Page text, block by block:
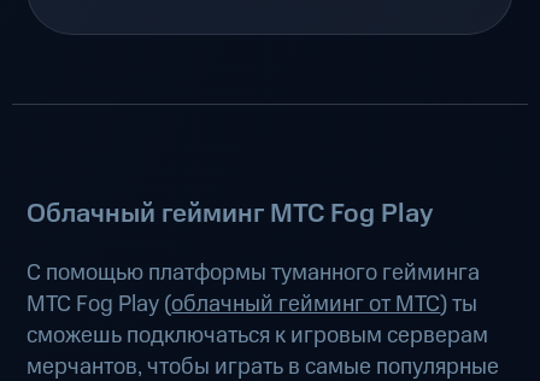
Облачный гейминг МТС Fog Play
С помощью платформы туманного гейминга
МТС Fog Play (облачный гейминг от МТС) ты
сможешь подключаться к игровым серверам
мерчантов, чтобы играть в самые популярные